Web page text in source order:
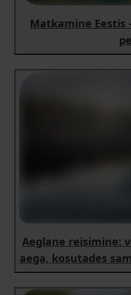
Matkamine Eestis
Aeglane reisimine:
aega, kosutades